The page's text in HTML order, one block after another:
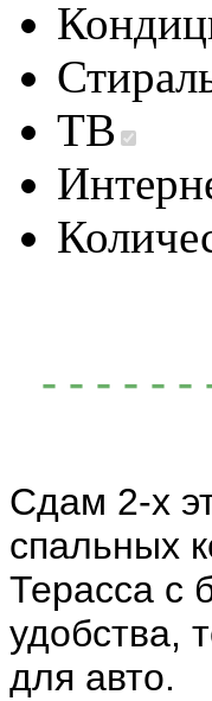
ТВ
- - - - - -
Сдам 2-х
спальных
Терасса с
удобства,
для авто.